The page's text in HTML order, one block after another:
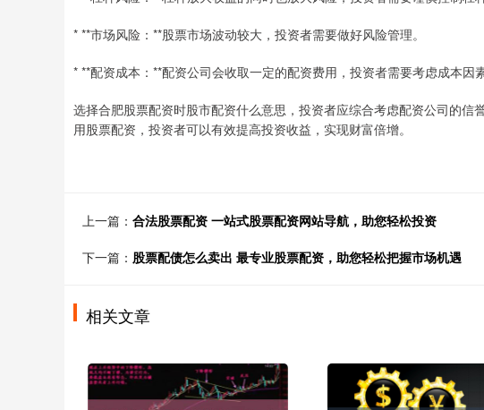
* **市场风险：**股票市场波动较大，投资者需要做好风险管理。
* **配资成本：**配资公司会收取一定的配资费用，投资者需要考虑成本因素
选择合肥股票配资时股市配资什么意思，投资者应综合考虑配资公司的
用股票配资，投资者可以有效提高投资收益，实现财富倍增。
上一篇： 合法股票配资 一站式股票配资网站导航，助您轻松投资
下一篇： 股票配债怎么卖出 最专业股票配资，助您轻松把握市场机遇
相关文章